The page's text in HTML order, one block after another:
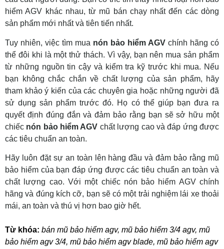
hiểm AGV khác nhau, từ mũ bán chạy nhất đến các dòng
sản phẩm mới nhất và tiên tiến nhất.
Tuy nhiên, việc tìm mua nón bảo hiểm AGV chính hãng có
thể đôi khi là một thử thách. Vì vậy, bạn nên mua sản phẩm
từ những nguồn tin cậy và kiểm tra kỹ trước khi mua. Nếu
bạn không chắc chắn về chất lượng của sản phẩm, hãy
tham khảo ý kiến của các chuyên gia hoặc những người đã
sử dụng sản phẩm trước đó. Họ có thể giúp bạn đưa ra
quyết định đúng đắn và đảm bảo rằng bạn sẽ sở hữu một
chiếc nón bảo hiểm AGV chất lượng cao và đáp ứng được
các tiêu chuẩn an toàn.
Hãy luôn đặt sự an toàn lên hàng đầu và đảm bảo rằng mũ
bảo hiểm của bạn đáp ứng được các tiêu chuẩn an toàn và
chất lượng cao. Với một chiếc nón bảo hiểm AGV chính
hãng và đúng kích cỡ, bạn sẽ có một trải nghiệm lái xe thoải
mái, an toàn và thú vị hơn bao giờ hết.
Từ khóa: bán mũ bảo hiểm agv, mũ bảo hiểm 3/4 agv, mũ
bảo hiểm agv 3/4, mũ bảo hiểm agv blade, mũ bảo hiểm agv